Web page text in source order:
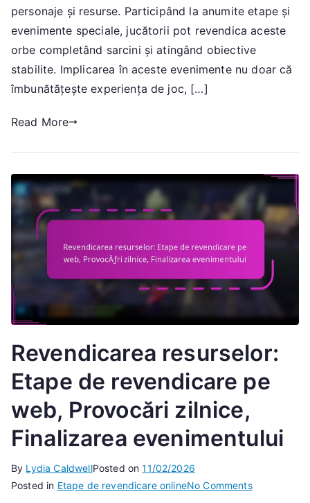
Etape
pe
Web,
personaje și resurse. Participând la anumite etape și
evenimente speciale, jucătorii pot revendica aceste
orbe completând sarcini și atingând obiective
stabilite. Implicarea în aceste evenimente nu doar că
îmbunătățește experiența de joc, […]
Read More
Revendicarea resurselor:
Etape de revendicare pe
web, Provocări zilnice,
Finalizarea evenimentului
By Lydia CaldwellPosted on11/02/2026
Posted in Etape de revendicare onlineNo Commentson